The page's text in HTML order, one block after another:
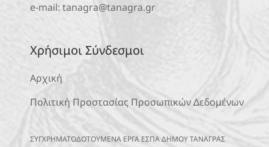
e-mail: tanagra@tanagra.gr
Χρήσιμοι Σύνδεσμοι
Αρχική
Πολιτική Προστασίας Προσωπικών Δεδομένων
ΣΥΓΧΡΗΜΑΤΟΔΟΤΟΥΜΕΝΑ ΕΡΓΑ ΕΣΠΑ ΔΗΜΟΥ ΤΑΝΑΓΡΑΣ